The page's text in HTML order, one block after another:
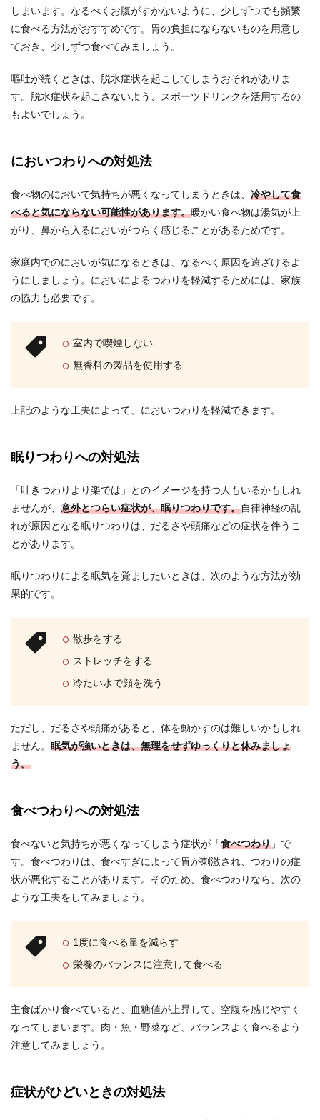
しまいます。なるべくお腹がすかないように、少しずつでも頻繁
に食べる方法がおすすめです。胃の負担にならないものを用意し
ておき、少しずつ食べてみましょう。
嘔吐が続くときは、脱水症状を起こしてしまうおそれがありま
す。脱水症状を起こさないよう、スポーツドリンクを活用するの
もよいでしょう。
においつわりへの対処法
食べ物のにおいで気持ちが悪くなってしまうときは、 冷やして食
べると気にならない可能性があります。暖かい食べ物は湯気が上
がり、鼻から入るにおいがつらく感じることがあるためです。
家庭内でのにおいが気になるときは、なるべく原因を遠ざけるよ
うにしましょう。においによるつわりを軽減するためには、家族
の協力も必要です。
室内で喫煙しない
無香料の製品を使用する
上記のような工夫によって、においつわりを軽減できます。
眠りつわりへの対処法
「吐きつわりより楽では」とのイメージを持つ人もいるかもしれ
ませんが、 意外とつらい症状が、眠りつわりです。 自律神経の乱
れが原因となる眠りつわりは、だるさや頭痛などの症状を伴うこ
とがあります。
眠りつわりによる眠気を覚ましたいときは、次のような方法が効
果的です。
散歩をする
ストレッチをする
冷たい水で顔を洗う
ただし、だるさや頭痛があると、体を動かすのは難しいかもしれ
ません。 眠気が強いときは、無理をせずゆっくりと休みましょ
う。
食べつわりへの対処法
食べないと気持ちが悪くなってしまう症状が「 食べつわり 」で
す。食べつわりは、食べすぎによって胃が刺激され、つわりの症
状が悪化することがあります。そのため、食べつわりなら、次の
ような工夫をしてみましょう。
1度に食べる量を減らす
栄養のバランスに注意して食べる
主食ばかり食べていると、血糖値が上昇して、空腹を感じやすく
なってしまいます。肉・魚・野菜など、バランスよく食べるよう
注意してみましょう。
症状がひどいときの対処法